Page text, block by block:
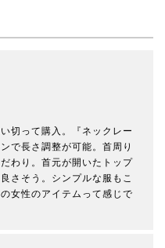
切って購入。『ネックレー
で長さ調整が可能。首周り
わり。首元が開いたトップ
さそう。シンプルな服もこ
女性のアイテムって感じで